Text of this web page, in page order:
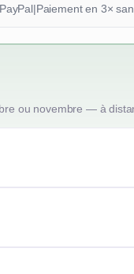
|Paiement en 3×
ou novembre — à